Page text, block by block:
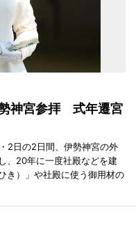
神宮参拝 式年遷宮
2日の2日間、伊勢神宮の外
、20年に一度社殿などを建
き）」や社殿に使う御用材の